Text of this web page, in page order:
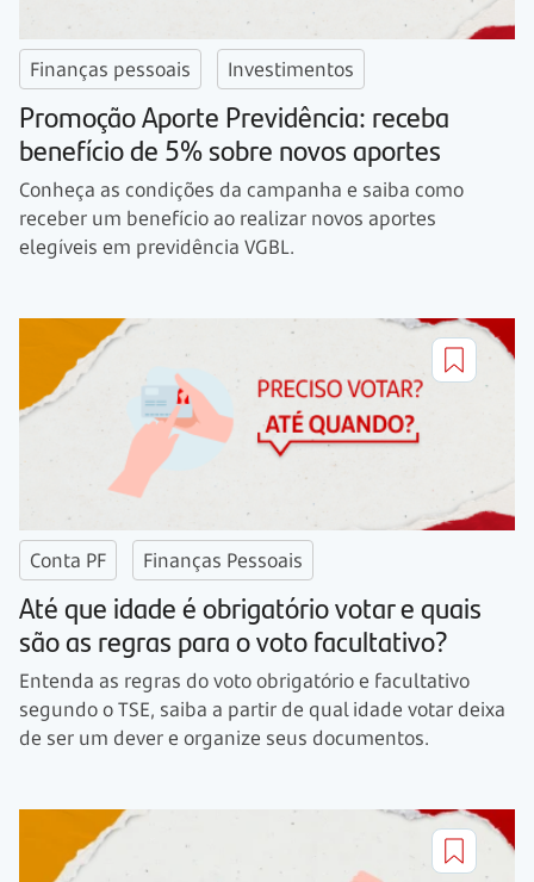
Finanças pessoais Investimentos
Promoção Aporte Previdência: receba
benefício de 5% sobre novos aportes
Conheça as condições da campanha e saiba como
receber um benefício ao realizar novos aportes
elegíveis em previdência VGBL.
Conta PF Finanças Pessoais
Até que idade é obrigatório votar e quais
são as regras para o voto facultativo?
Entenda as regras do voto obrigatório e facultativo
segundo o TSE, saiba a partir de qual idade votar deixa
de ser um dever e organize seus documentos.